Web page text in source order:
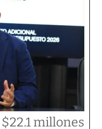
millones